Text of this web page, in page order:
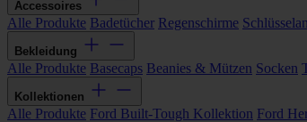
Accessoires
Alle Produkte Badetücher Regenschirme
Bekleidung
Alle Produkte Basecaps Beanies & Mützen Socken
Kollektionen
Alle Produkte Ford Built-Tough Kollektion Ford